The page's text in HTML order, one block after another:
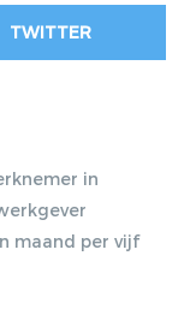
TWITTER
in
maand per vijf